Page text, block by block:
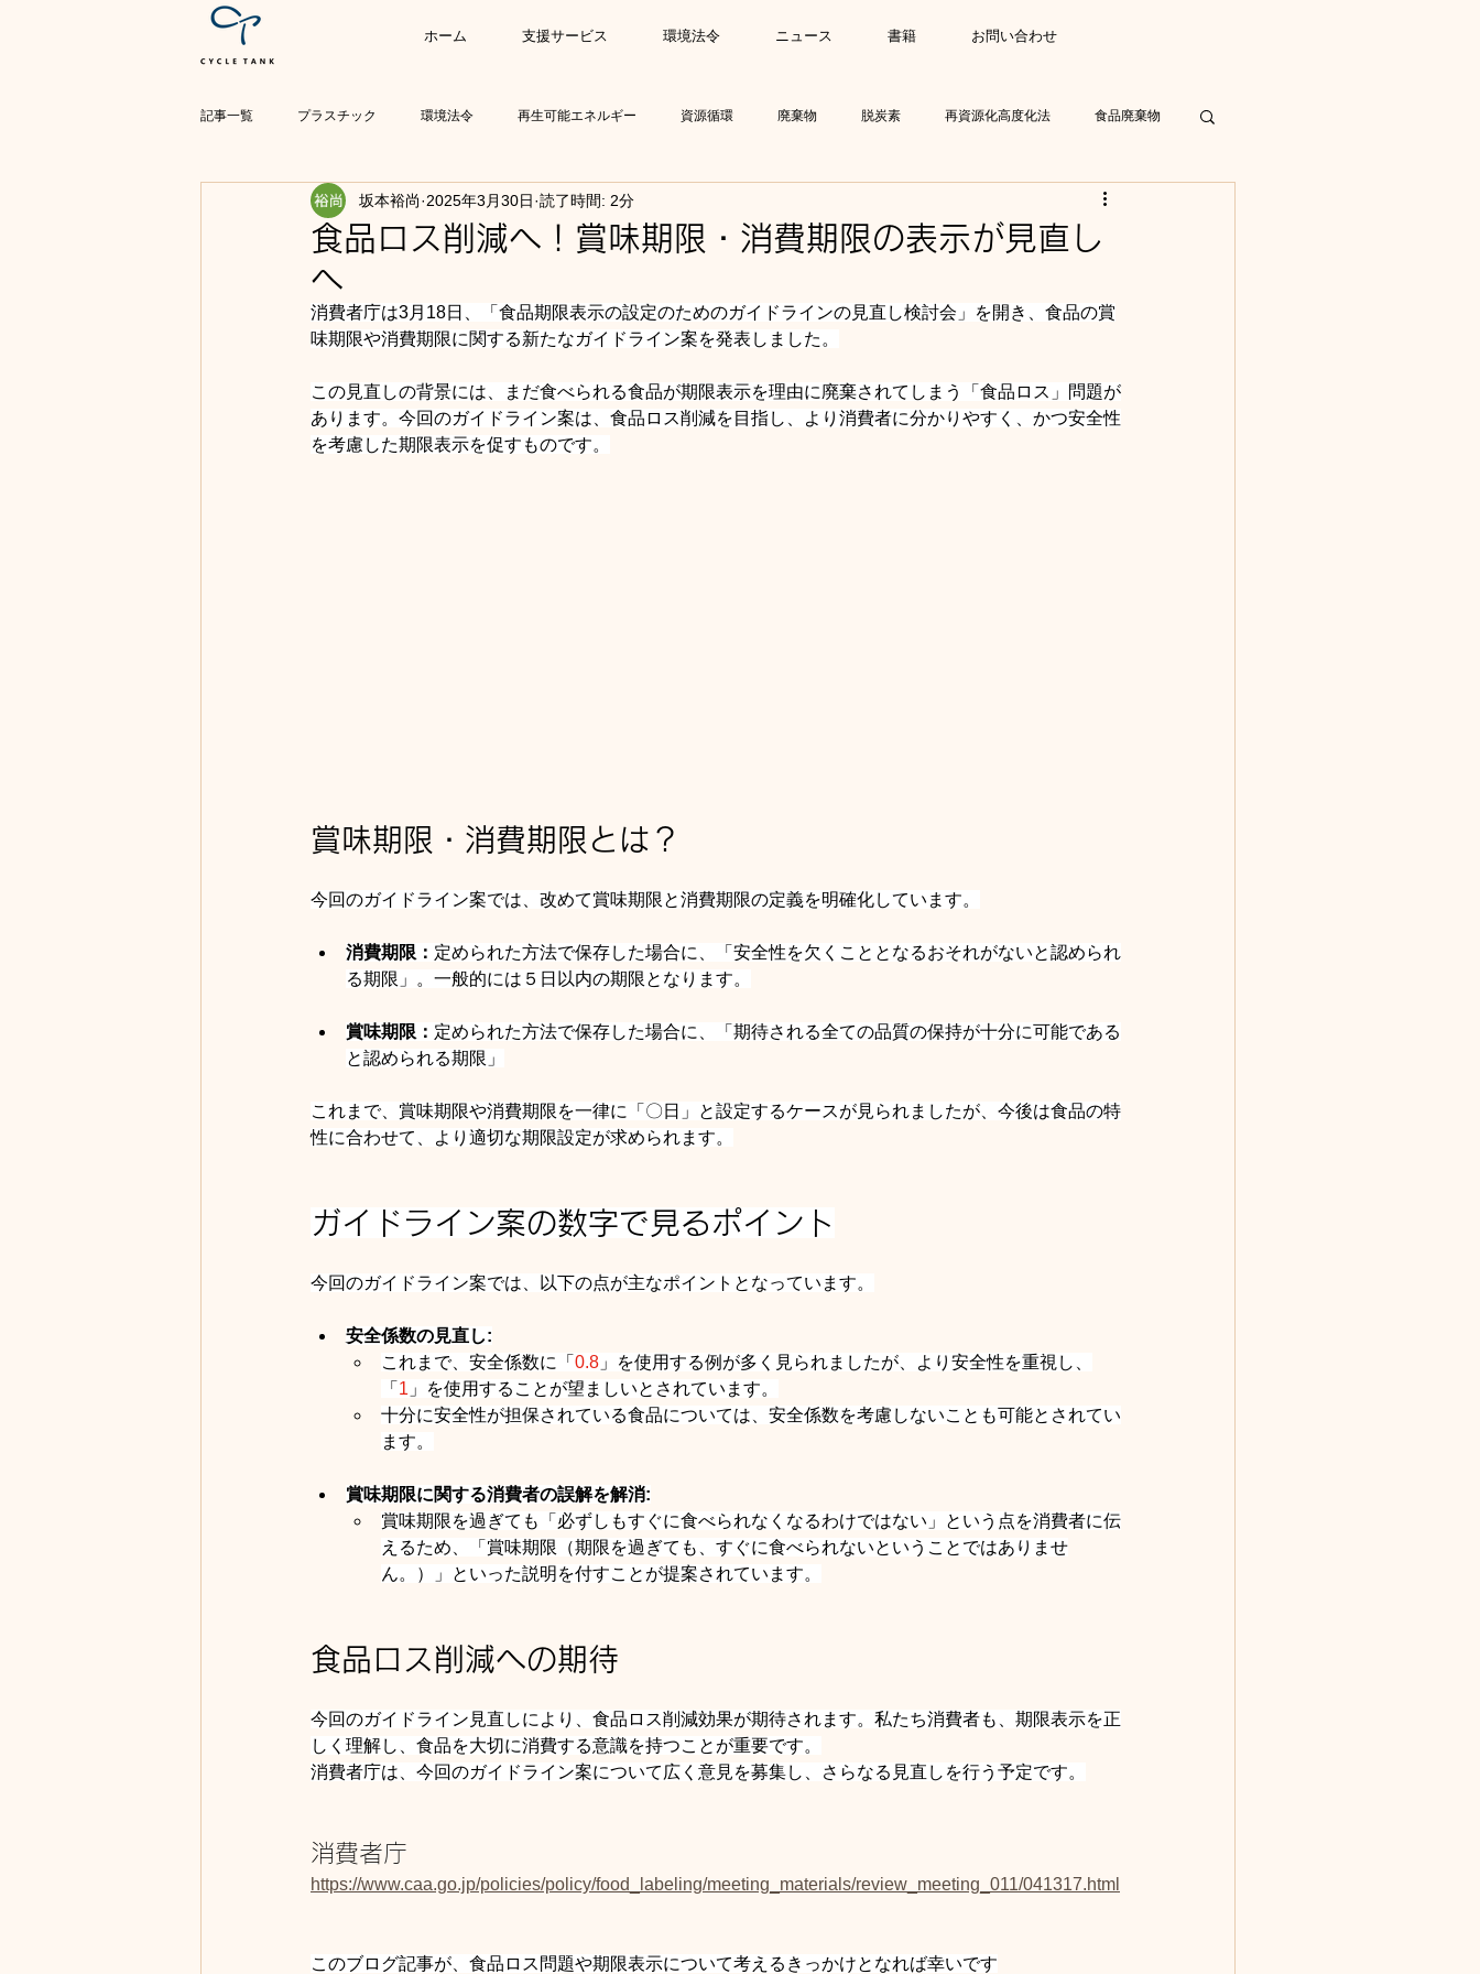
ホーム 支援サービス 環境法令 ニュース 書籍 お問い合わせ
記事一覧 プラスチック 環境法令 再生可能エネルギー 資源循環 廃棄物 脱炭素 再資源化高度化法 食品廃棄物
エネルギー 廃棄物処理法 法改正 リチウムイオン電池
食品ロス削減へ！賞味期限・消費期限の表示が見直し
へ
坂本裕尚 2025年3月30日 読了時間: 2分
消費者庁は3月18日、「食品期限表示の設定のためのガイドラインの見直し検討会」を開き、食品の賞
味期限や消費期限に関する新たなガイドライン案を発表しました。
この見直しの背景には、まだ食べられる食品が期限表示を理由に廃棄されてしまう「食品ロス」問題が
あります。今回のガイドライン案は、食品ロス削減を目指し、より消費者に分かりやすく、かつ安全性
を考慮した期限表示を促すものです。
賞味期限・消費期限とは？
今回のガイドライン案では、改めて賞味期限と消費期限の定義を明確化しています。
消費期限： 定められた方法で保存した場合に、「安全性を欠くこととなるおそれがないと認められ
る期限」。一般的には５日以内の期限となります。
賞味期限： 定められた方法で保存した場合に、「期待される全ての品質の保持が十分に可能である
と認められる期限」
これまで、賞味期限や消費期限を一律に「〇日」と設定するケースが見られましたが、今後は食品の特
性に合わせて、より適切な期限設定が求められます。
ガイドライン案の数字で見るポイント
今回のガイドライン案では、以下の点が主なポイントとなっています。
安全係数の見直し:
これまで、安全係数に「 0.8 」を使用する例が多く見られましたが、より安全性を重視し、
「 1 」を使用することが望ましいとされています。
十分に安全性が担保されている食品については、安全係数を考慮しないことも可能とされてい
ます。
賞味期限に関する消費者の誤解を解消:
賞味期限を過ぎても「必ずしもすぐに食べられなくなるわけではない」という点を消費者に伝
えるため、「賞味期限（期限を過ぎても、すぐに食べられないということではありませ
ん。）」といった説明を付すことが提案されています。
食品ロス削減への期待
今回のガイドライン見直しにより、食品ロス削減効果が期待されます。私たち消費者も、期限表示を正
しく理解し、食品を大切に消費する意識を持つことが重要です。
消費者庁は、今回のガイドライン案について広く意見を募集し、さらなる見直しを行う予定です。
消費者庁
https://www.caa.go.jp/policies/policy/food_labeling/meeting_materials/review_meeting_011/041317.html
このブログ記事が、食品ロス問題や期限表示について考えるきっかけとなれば幸いです